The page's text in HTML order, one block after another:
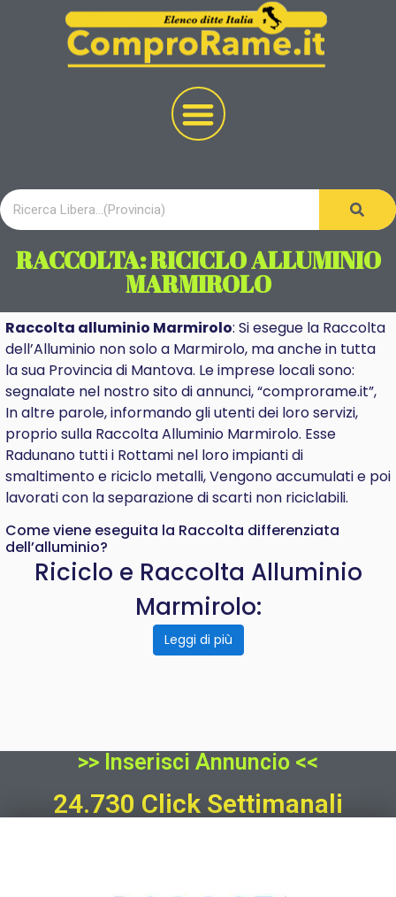
RACCOLTA: RICICLO ALLUMINIO
MARMIROLO
Raccolta alluminio Marmirolo: Si esegue la Raccolta
dell’Alluminio non solo a Marmirolo, ma anche in tutta
la sua Provincia di Mantova. Le imprese locali sono:
segnalate nel nostro sito di annunci, “comprorame.it”,
In altre parole, informando gli utenti dei loro servizi,
proprio sulla Raccolta Alluminio Marmirolo. Esse
Radunano tutti i Rottami nel loro impianti di
smaltimento e riciclo metalli, Vengono accumulati e poi
lavorati con la separazione di scarti non riciclabili.
Come viene eseguita la Raccolta differenziata
dell’alluminio?
Riciclo e Raccolta Alluminio
Marmirolo:
Leggi di più
>> Inserisci Annuncio <<
24.730 Click Settimanali